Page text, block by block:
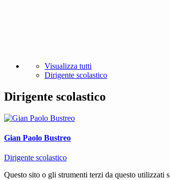
Visualizza tutti
Dirigente scolastico
Dirigente scolastico
Gian Paolo Bustreo
Dirigente scolastico
Questo sito o gli strumenti terzi da questo